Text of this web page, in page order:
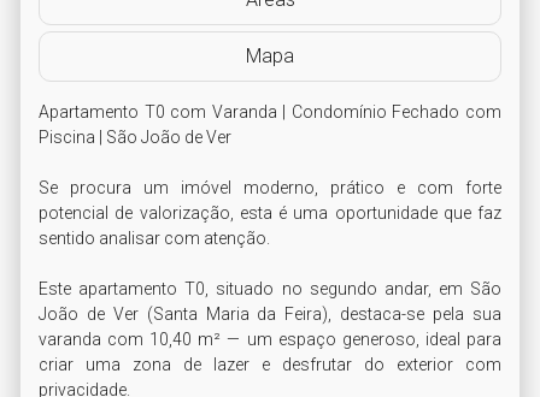
Mapa
Apartamento T0 com Varanda | Condomínio Fechado com
Piscina | São João de Ver
Se procura um imóvel moderno, prático e com forte
potencial de valorização, esta é uma oportunidade que faz
sentido analisar com atenção.
Este apartamento T0, situado no segundo andar, em São
João de Ver (Santa Maria da Feira), destaca-se pela sua
varanda com 10,40 m² — um espaço generoso, ideal para
criar uma zona de lazer e desfrutar do exterior com
privacidade.